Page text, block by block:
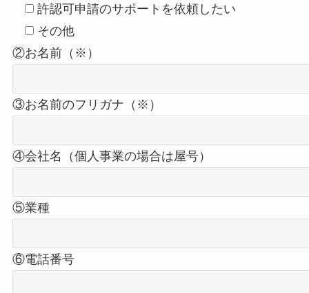
許認可申請のサポートを依頼したい
その他
②お名前（※）
③お名前のフリガナ（※）
④会社名（個人事業の場合は屋号）
⑤業種
⑥電話番号